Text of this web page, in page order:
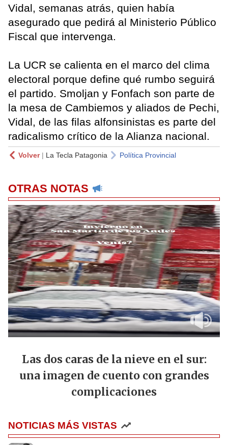
Vidal, semanas atrás, quien había
asegurado que pedirá al Ministerio Público
Fiscal que intervenga.
La UCR se calienta en el marco del clima
electoral porque define qué rumbo seguirá
el partido. Smoljan y Fonfach son parte de
la mesa de Cambiemos y aliados de Pechi,
Vidal, de las filas alfonsinistas es parte del
radicalismo crítico de la Alianza nacional.
Volver| La Tecla Patagonia Política Provincial
OTRAS NOTAS
Las dos caras de la nieve en el sur:
una imagen de cuento con grandes
complicaciones
NOTICIAS MÁS VISTAS